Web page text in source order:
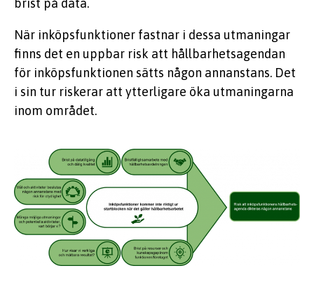
brist på data.
När inköpsfunktioner fastnar i dessa utmaningar
finns det en uppbar risk att hållbarhetsagendan
för inköpsfunktionen sätts någon annanstans. Det
i sin tur riskerar att ytterligare öka utmaningarna
inom området.